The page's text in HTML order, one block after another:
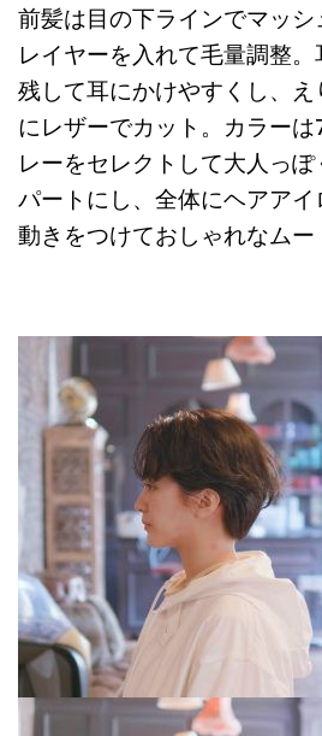
前髪は目の下ラインでマッ
レイヤーを入れて毛量調整
残して耳にかけやすくし、え
にレザーでカット。カラー
レーをセレクトして大人っ
パートにし、全体にヘアア
動きをつけておしゃれなムー